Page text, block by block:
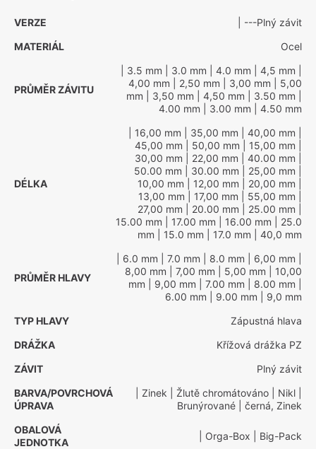
VERZE
| ---Plný závit
MATERIÁL
Ocel
PRŮMĚR ZÁVITU
| 3.5 mm | 3.0 mm | 4.0 mm | 4,5 mm
4,00 mm | 2,50 mm | 3,00 mm | 5,00
mm | 3,50 mm | 4,50 mm | 3.50 mm
4.00 mm | 3.00 mm | 4.50 mm
DÉLKA
| 16,00 mm | 35,00 mm | 40,00 mm
45,00 mm | 50,00 mm | 15,00 mm
30,00 mm | 22,00 mm | 40.00 mm
50.00 mm | 30.00 mm | 25,00 mm
10,00 mm | 12,00 mm | 20,00 mm
13,00 mm | 17,00 mm | 55,00 mm
27,00 mm | 20.00 mm | 25.00 mm
15.00 mm | 17.00 mm | 16.00 mm | 25.0
mm | 15.0 mm | 17.0 mm | 40,0 mm
PRŮMĚR HLAVY
| 6.0 mm | 7.0 mm | 8.0 mm | 6,00 mm
8,00 mm | 7,00 mm | 5,00 mm | 10,00
mm | 9,00 mm | 7.00 mm | 8.00 mm
6.00 mm | 9.00 mm | 9,0 mm
TYP HLAVY
Zápustná hlava
DRÁŽKA
Křížová drážka PZ
ZÁVIT
Plný závit
BARVA/POVRCHOVÁ
ÚPRAVA
| Zinek | Žlutě chromátováno | Nikl
Brunýrované | černá, Zinek
OBALOVÁ
JEDNOTKA
| Orga-Box | Big-Pack